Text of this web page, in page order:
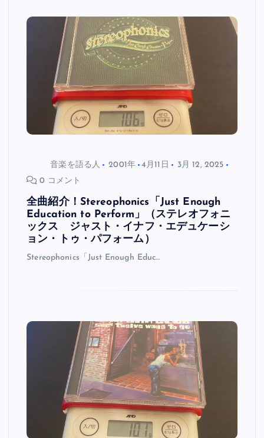
音楽を語る人 2001年 4月11日
3月 12, 2025
0 コメント
全曲紹介！Stereophonics「Just Enough
Education to Perform」（ステレオフォニ
ックス ジャスト・イナフ・エデュケーシ
ョン・トゥ・パフォーム）
Stereophonics「Just Enough Educ…